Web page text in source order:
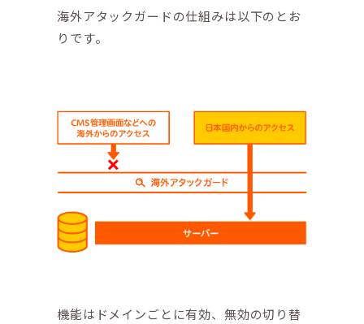
海外アタックガードの仕組みは以下のとお
りです。
機能はドメインごとに有効、無効の切り替